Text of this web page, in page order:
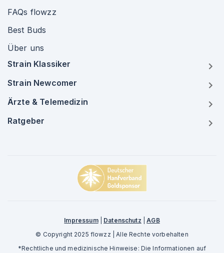
FAQs flowzz
Best Buds
Über uns
Strain Klassiker
Strain Newcomer
Ärzte & Telemedizin
Ratgeber
Impressum| Datenschutz |AGB
© Copyright 2025 flowzz | Alle Rechte vorbehalten
*Rechtliche und medizinische Hinweise: Die Informationen auf